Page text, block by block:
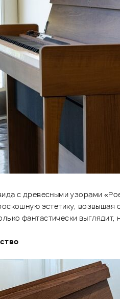
с древесными узорами
эстетику,
фантастически выглядит,